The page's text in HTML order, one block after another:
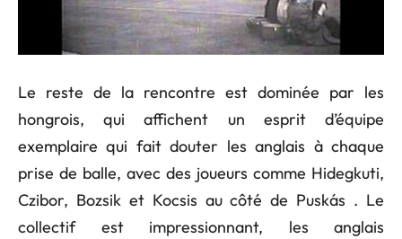
Le reste de la rencontre est dominée par les
hongrois, qui affichent un esprit d’équipe
exemplaire qui fait douter les anglais à chaque
prise de balle, avec des joueurs comme Hidegkuti,
Czibor, Bozsik et Kocsis au côté de Puskás . Le
collectif est impressionnant, les anglais